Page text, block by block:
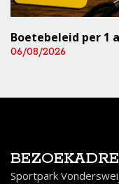
Boetebeleid per 1
06/08/2026
Sportpark